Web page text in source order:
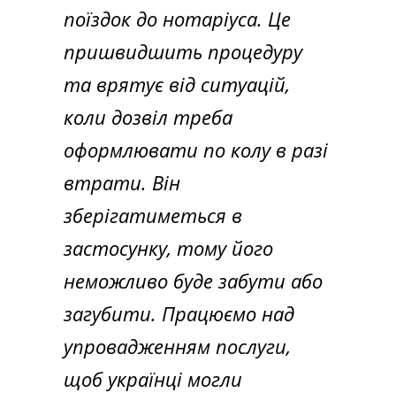
поїздок до нотаріуса. Це
пришвидшить процедуру
та врятує від ситуацій,
коли дозвіл треба
оформлювати по колу в разі
втрати. Він
зберігатиметься в
застосунку, тому його
неможливо буде забути або
загубити. Працюємо над
упровадженням послуги,
щоб українці могли